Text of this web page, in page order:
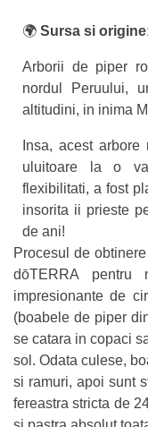
🌍 Sursa si
Arborii de piper
nordul Peruului,
altitudini, in inima
Insa, acest
uluitoare la o
flexibilitati, a fost
insorita ii prieste
de ani!
Procesul de
dōTERRA pentru
impresionante de
(boabele de piper
se catara in copaci
sol. Odata culese,
si ramuri, apoi sunt
fereastra stricta de